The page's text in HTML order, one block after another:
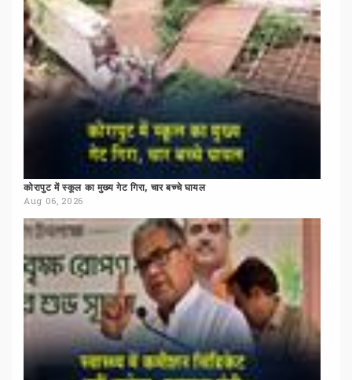
कोरापुट में स्कूल का मुख्य गेट गिरा, चार बच्चे घायल
Aug 06, 2026